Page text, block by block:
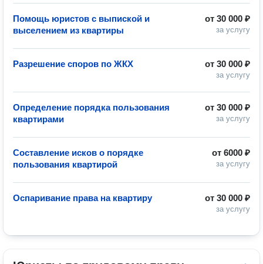
от 30 000 ₽
за услугу
Помощь юристов с выпиской и
выселением из квартиры
от 30 000 ₽
за услугу
Разрешение споров по ЖКХ
от 30 000 ₽
за услугу
Определение порядка пользования
квартирами
от 6000 ₽
за услугу
Составление исков о порядке
пользования квартирой
от 30 000 ₽
за услугу
Оспаривание права на квартиру